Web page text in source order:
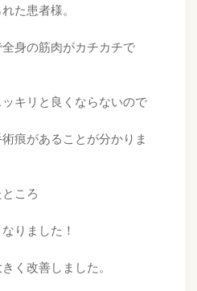
た患者様。
身の筋肉がカチカチで
キリと良くならないので
痕があることが分かりま
ころ
りました！
く改善しました。